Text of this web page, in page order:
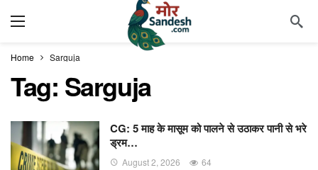
Home Sarguja
Tag: Sarguja
CG: 5 माह के मासूम को पालने से उठाकर पानी से भरे
ड्रम…
August 2, 2026 64